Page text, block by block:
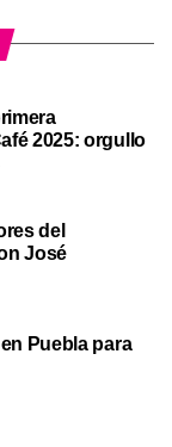
2025: orgullo
del
José
Puebla para